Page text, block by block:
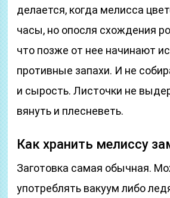
делается, когда мелисса
часы, но опосля схождения
что позже от нее начинают
противные запахи. И не
и сырость. Листочки не
вянуть и плесневеть.
Как хранить мелиссу
Заготовка самая обычная.
употреблять вакуум либо